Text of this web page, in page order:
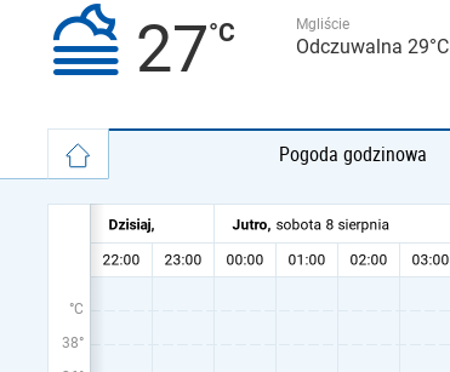
27 Mgliście
Odczuwalna 29°C
Pogoda godzinowa
°C
38°